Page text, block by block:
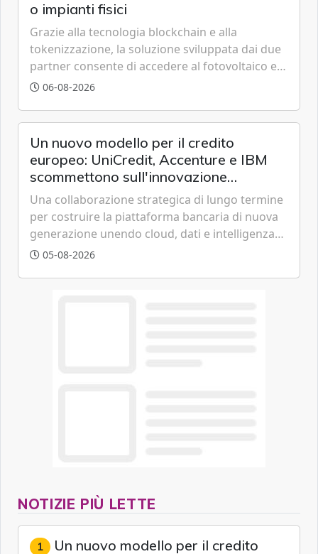
o impianti fisici
Grazie alla tecnologia blockchain e alla
tokenizzazione, la soluzione sviluppata dai due
partner consente di accedere al fotovoltaico e
all'eolico ottenendo risparmi diretti in bolletta,
06-08-2026
Un nuovo modello per il credito
europeo: UniCredit, Accenture e IBM
scommettono sull'innovazione
tecnologica
Una collaborazione strategica di lungo termine
per costruire la piattaforma bancaria di nuova
generazione unendo cloud, dati e intelligenza
artificiale.
05-08-2026
NOTIZIE PIÙ LETTE
1 Un nuovo modello per il credito